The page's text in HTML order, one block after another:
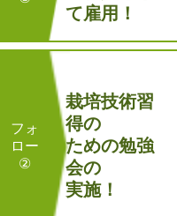
て雇用！
フォ
ロー
②
栽培技術習
得の
ための勉強
会の
実施！